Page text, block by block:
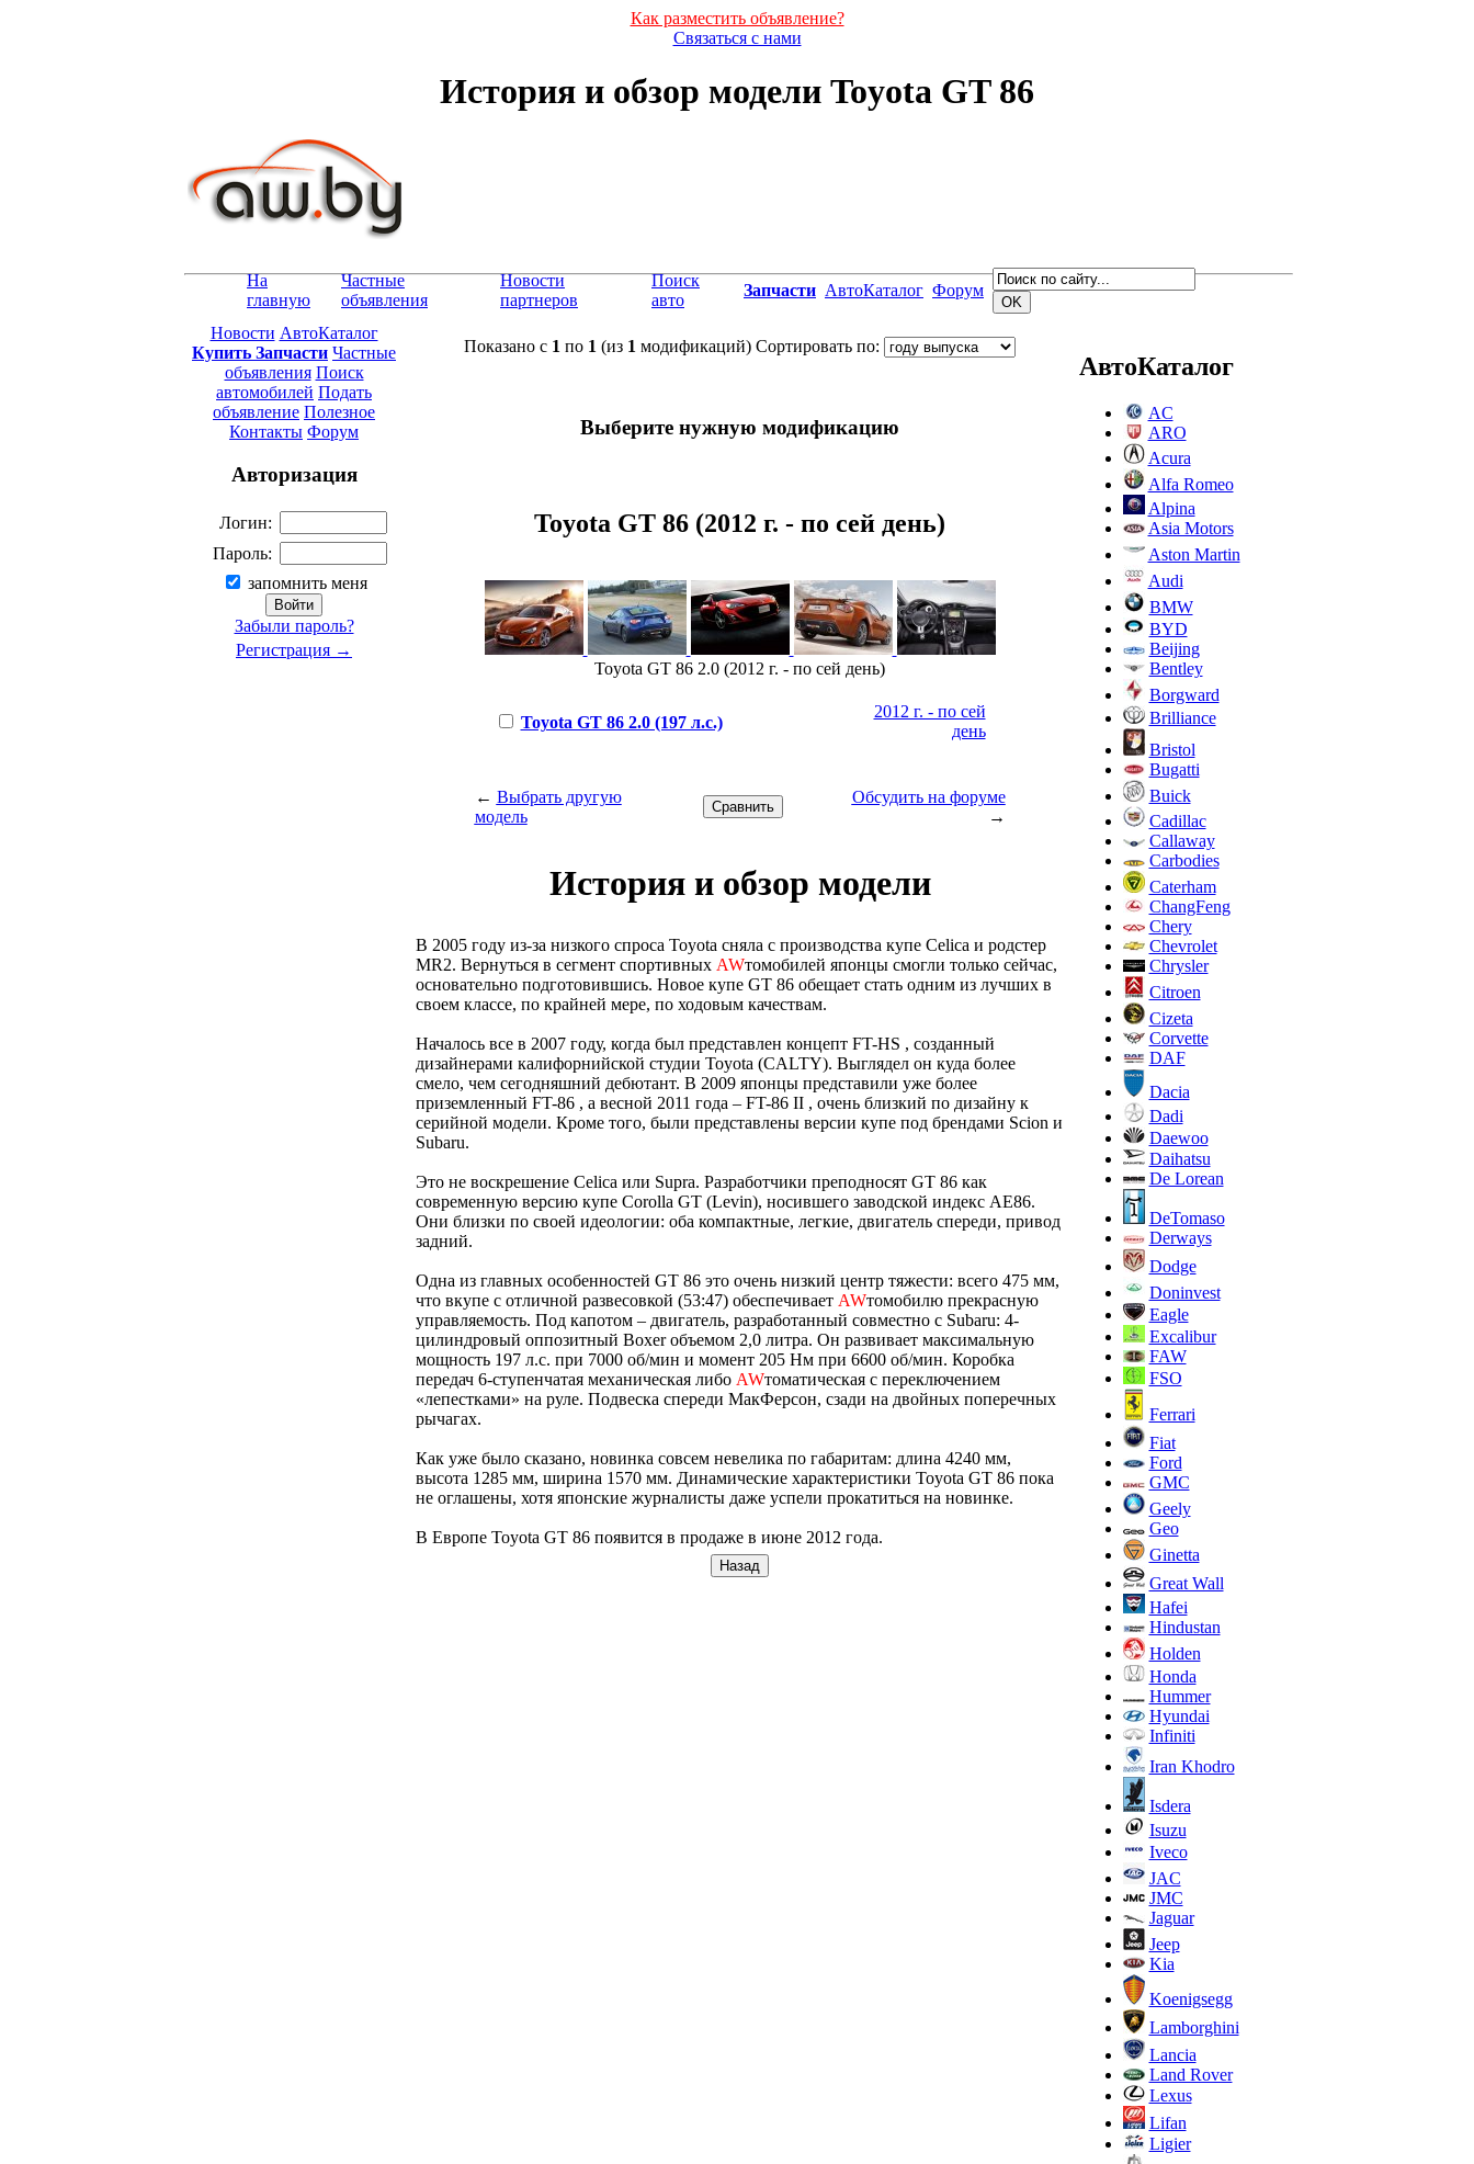
Как разместить объявление?
Связаться с нами
История и обзор модели Toyota GT 86
На
главную
Частные
объявления
Новости
партнеров
Поиск
авто
Запчасти АвтоКаталог Форум
Новости АвтоКаталог
Купить Запчасти Частные
объявления Поиск
автомобилей Подать
объявление Полезное
Контакты Форум
Авторизация
Логин:
Пароль:
запомнить меня
Забыли пароль?
Регистрация →
Показано с 1 по 1 (из 1 модификаций) Сортировать по:
Выберите нужную модификацию
Toyota GT 86 (2012 г. - по сей день)
Toyota GT 86 2.0 (2012 г. - по сей день)
Toyota GT 86 2.0 (197 л.с.)
2012 г. - по сей
день
← Выбрать другую
модель
Обсудить на форуме
→
История и обзор модели
В 2005 году из-за низкого спроса Toyota сняла с производства купе Celica и родстер
MR2. Вернуться в сегмент спортивных AWтомобилей японцы смогли только сейчас,
основательно подготовившись. Новое купе GT 86 обещает стать одним из лучших в
своем классе, по крайней мере, по ходовым качествам.
Началось все в 2007 году, когда был представлен концепт FT-HS , созданный
дизайнерами калифорнийской студии Toyota (CALTY). Выглядел он куда более
смело, чем сегодняшний дебютант. В 2009 японцы представили уже более
приземленный FT-86 , а весной 2011 года – FT-86 II , очень близкий по дизайну к
серийной модели. Кроме того, были представлены версии купе под брендами Scion и
Subaru.
Это не воскрешение Celica или Supra. Разработчики преподносят GT 86 как
современную версию купе Corolla GT (Levin), носившего заводской индекс AE86.
Они близки по своей идеологии: оба компактные, легкие, двигатель спереди, привод
задний.
Одна из главных особенностей GT 86 это очень низкий центр тяжести: всего 475 мм,
что вкупе с отличной развесовкой (53:47) обеспечивает AWтомобилю прекрасную
управляемость. Под капотом – двигатель, разработанный совместно с Subaru: 4-
цилиндровый оппозитный Boxer объемом 2,0 литра. Он развивает максимальную
мощность 197 л.с. при 7000 об/мин и момент 205 Нм при 6600 об/мин. Коробка
передач 6-ступенчатая механическая либо AWтоматическая с переключением
«лепестками» на руле. Подвеска спереди МакФерсон, сзади на двойных поперечных
рычагах.
Как уже было сказано, новинка совсем невелика по габаритам: длина 4240 мм,
высота 1285 мм, ширина 1570 мм. Динамические характеристики Toyota GT 86 пока
не оглашены, хотя японские журналисты даже успели прокатиться на новинке.
В Европе Toyota GT 86 появится в продаже в июне 2012 года.
АвтоКаталог
AC
ARO
Acura
Alfa Romeo
Alpina
Asia Motors
Aston Martin
Audi
BMW
BYD
Beijing
Bentley
Borgward
Brilliance
Bristol
Bugatti
Buick
Cadillac
Callaway
Carbodies
Caterham
ChangFeng
Chery
Chevrolet
Chrysler
Citroen
Cizeta
Corvette
DAF
Dacia
Dadi
Daewoo
Daihatsu
De Lorean
DeTomaso
Derways
Dodge
Doninvest
Eagle
Excalibur
FAW
FSO
Ferrari
Fiat
Ford
GMC
Geely
Geo
Ginetta
Great Wall
Hafei
Hindustan
Holden
Honda
Hummer
Hyundai
Infiniti
Iran Khodro
Isdera
Isuzu
Iveco
JAC
JMC
Jaguar
Jeep
Kia
Koenigsegg
Lamborghini
Lancia
Land Rover
Lexus
Lifan
Ligier